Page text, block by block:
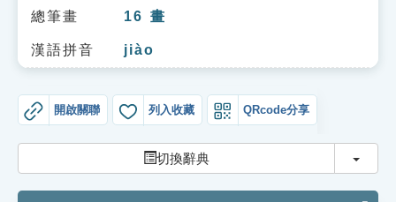
單字索引
生命大百科索引
遊戲專區
教學應用
貓頭鷹博士
總筆畫 16 畫
漢語拼音 jiào
開啟關聯 列入收藏 QRcode分享
切換辭典 切換